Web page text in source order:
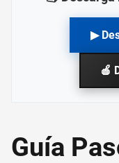
▶
🍎
Guía